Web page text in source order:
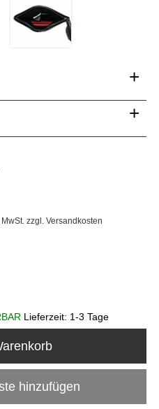
+
+
zzgl. Versandkosten
Lieferzeit: 1-3 Tage
hinzufügen